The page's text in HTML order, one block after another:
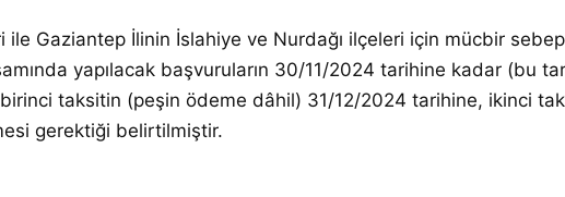
Gaziantep İlinin İslahiye ve Nurdağı ilçeleri için mücbir
yapılacak başvuruların 30/11/2024 tarihine kadar (bu
taksitin (peşin ödeme dâhil) 31/12/2024 tarihine, ikinci
gerektiği belirtilmiştir.